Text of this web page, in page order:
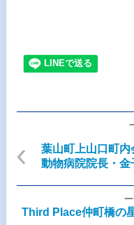
葉山町上山口町内
動物病院院長・金
Third Place仲町橋の